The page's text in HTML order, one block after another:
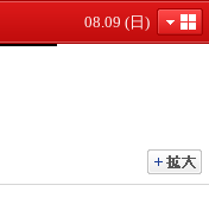
08.09 (日)